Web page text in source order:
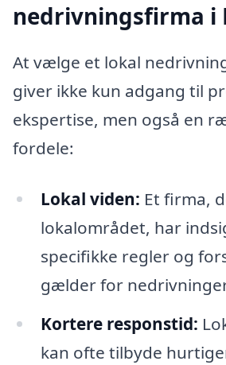
nedrivningsfirma i
At vælge et lokal
giver ikke kun adgang til
ekspertise, men også en
fordele:
Lokal viden: Et firma,
lokalområdet, har
specifikke regler og
gælder for
Kortere responstid:
kan ofte tilbyde